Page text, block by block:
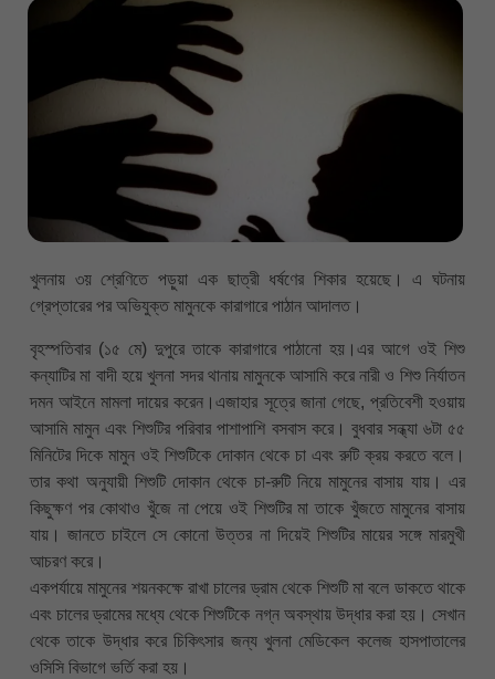
খুলনায় ৩য় শ্রেণিতে পড়ুয়া এক ছাত্রী ধর্ষণের শিকার হয়েছে। এ ঘটনায়
গ্রেপ্তারের পর অভিযুক্ত মামুনকে কারাগারে পাঠান আদালত।
বৃহস্পতিবার (১৫ মে) দুপুরে তাকে কারাগারে পাঠানো হয়।এর আগে ওই শিশু
কন্যাটির মা বাদী হয়ে খুলনা সদর থানায় মামুনকে আসামি করে নারী ও শিশু নির্যাতন
দমন আইনে মামলা দায়ের করেন।এজাহার সূত্রে জানা গেছে, প্রতিবেশী হওয়ায়
আসামি মামুন এবং শিশুটির পরিবার পাশাপাশি বসবাস করে। বুধবার সন্ধ্যা ৬টা ৫৫
মিনিটের দিকে মামুন ওই শিশুটিকে দোকান থেকে চা এবং রুটি ক্রয় করতে বলে।
তার কথা অনুযায়ী শিশুটি দোকান থেকে চা-রুটি নিয়ে মামুনের বাসায় যায়। এর
কিছুক্ষণ পর কোথাও খুঁজে না পেয়ে ওই শিশুটির মা তাকে খুঁজতে মামুনের বাসায়
যায়। জানতে চাইলে সে কোনো উত্তর না দিয়েই শিশুটির মায়ের সঙ্গে মারমুখী
আচরণ করে।
একপর্যায়ে মামুনের শয়নকক্ষে রাখা চালের ড্রাম থেকে শিশুটি মা বলে ডাকতে থাকে
এবং চালের ড্রামের মধ্যে থেকে শিশুটিকে নগ্ন অবস্থায় উদ্ধার করা হয়। সেখান
থেকে তাকে উদ্ধার করে চিকিৎসার জন্য খুলনা মেডিকেল কলেজ হাসপাতালের
ওসিসি বিভাগে ভর্তি করা হয়।